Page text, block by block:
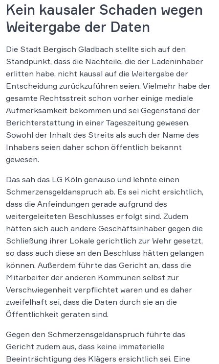
Kein kausaler Schaden wegen
Weitergabe der Daten
Die Stadt Bergisch Gladbach stellte sich auf den
Standpunkt, dass die Nachteile, die der Ladeninhaber
erlitten habe, nicht kausal auf die Weitergabe der
Entscheidung zurückzuführen seien. Vielmehr habe der
gesamte Rechtsstreit schon vorher einige mediale
Aufmerksamkeit bekommen und sei Gegenstand der
Berichterstattung in einer Tageszeitung gewesen.
Sowohl der Inhalt des Streits als auch der Name des
Inhabers seien daher schon öffentlich bekannt
gewesen.
Das sah das LG Köln genauso und lehnte einen
Schmerzensgeldanspruch ab. Es sei nicht ersichtlich,
dass die Anfeindungen gerade aufgrund des
weitergeleiteten Beschlusses erfolgt sind. Zudem
hätten sich auch andere Geschäftsinhaber gegen die
Schließung ihrer Lokale gerichtlich zur Wehr gesetzt,
so dass auch diese an den Beschluss hätten gelangen
können. Außerdem führte das Gericht an, dass die
Mitarbeiter der anderen Kommunen selbst zur
Verschwiegenheit verpflichtet waren und es daher
zweifelhaft sei, dass die Daten durch sie an die
Öffentlichkeit geraten sind.
Gegen den Schmerzensgeldanspruch führte das
Gericht zudem aus, dass keine immaterielle
Beeinträchtigung des Klägers ersichtlich sei. Eine